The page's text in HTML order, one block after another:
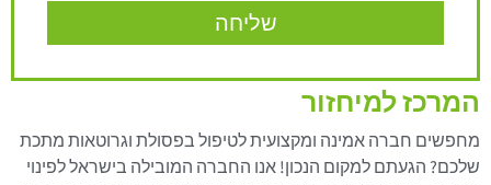
שליחה
המרכז למיחזור
מחפשים חברה אמינה ומקצועית לטיפול בפסולת וגרוטאות מתכת
שלכם? הגעתם למקום הנכון! אנו החברה המובילה בישראל לפינוי